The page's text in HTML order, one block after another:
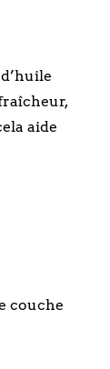
aide
couche